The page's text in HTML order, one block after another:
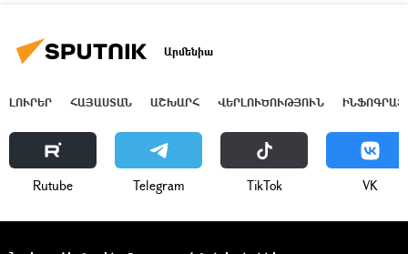
Արմենիա
ԼՈՒՐԵՐ ՀԱՅԱՍՏԱՆ ԱՇԽԱՐՀ ՎԵՐԼՈՒԾՈՒԹՅՈՒՆ
Rutube Telegram ТikТоk VK